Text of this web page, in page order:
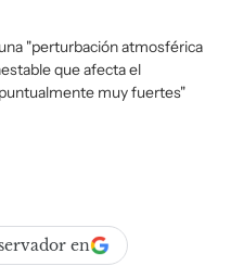
"perturbación atmosférica
que afecta el
muy fuertes"
en